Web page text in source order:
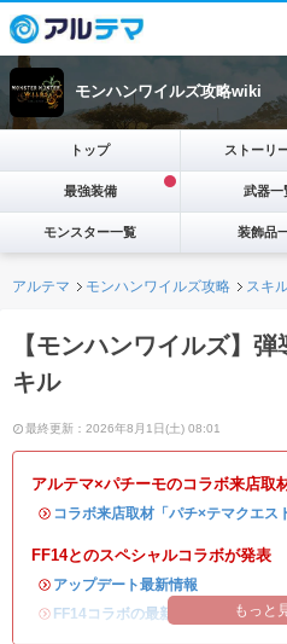
モンハンワイルズ攻略wiki
トップ ストーリ
最強装備 武器一
モンスター一覧 装飾品
アルテマ モンハンワイルズ攻略 スキ
【モンハンワイルズ】
キル
最終更新：2026年8月1日(土) 08:01
アルテマ×パチーモのコラボ来店取
・ コラボ来店取材「パチ×テマクエス
FF14とのスペシャルコラボが発表
・ アップデート最新情報
・ FF14コラボの最新情報 オメガ・
もっと